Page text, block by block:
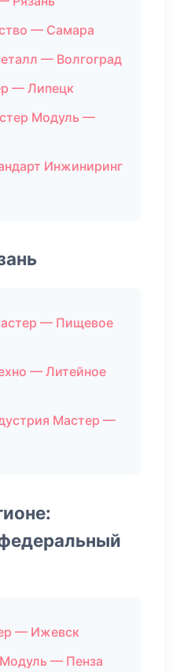
— Самара
— Волгоград
— Липецк
Модуль —
Инжиниринг
— Пищевое
— Литейное
Мастер —
— Ижевск
— Пенза